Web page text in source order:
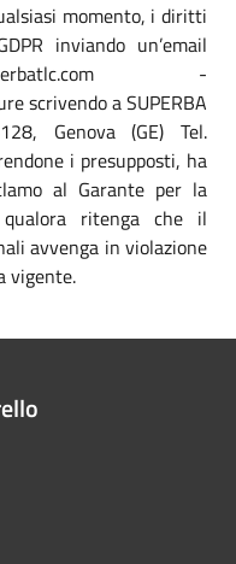
momento, i diritti
inviando un’email
-
scrivendo a SUPERBA
Genova (GE) Tel.
i presupposti, ha
al Garante per la
ritenga che il
avvenga in violazione
vigente.